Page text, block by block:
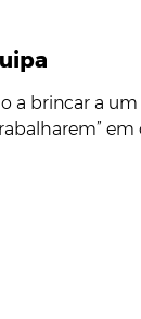
a brincar a